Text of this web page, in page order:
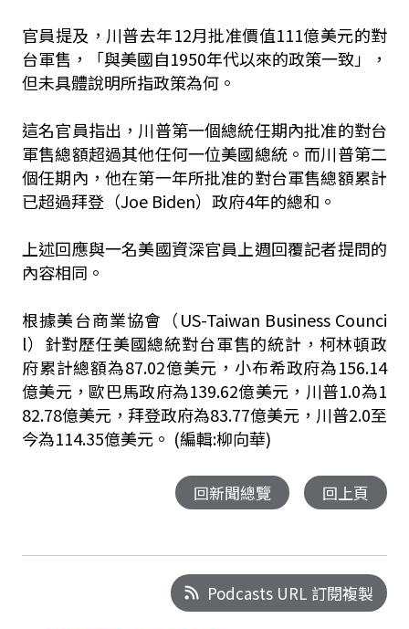
官員提及，川普去年12月批准價值111億美元的對
台軍售，「與美國自1950年代以來的政策一致」，
但未具體說明所指政策為何。
這名官員指出，川普第一個總統任期內批准的對台
軍售總額超過其他任何一位美國總統。而川普第二
個任期內，他在第一年所批准的對台軍售總額累計
已超過拜登（Joe Biden）政府4年的總和。
上述回應與一名美國資深官員上週回覆記者提問的
內容相同。
根據美台商業協會（US-Taiwan Business Counci
l）針對歷任美國總統對台軍售的統計，柯林頓政
府累計總額為87.02億美元，小布希政府為156.14
億美元，歐巴馬政府為139.62億美元，川普1.0為1
82.78億美元，拜登政府為83.77億美元，川普2.0至
今為114.35億美元。 (編輯:柳向華)
回新聞總覽 回上頁
Podcasts URL 訂閱複製